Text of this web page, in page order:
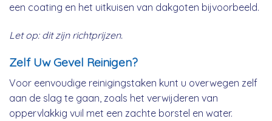
een coating en het uitkuisen van dakgoten bijvoorbeeld.
Let op: dit zijn richtprijzen.
Zelf Uw Gevel Reinigen?
Voor eenvoudige reinigingstaken kunt u overwegen zelf
aan de slag te gaan, zoals het verwijderen van
oppervlakkig vuil met een zachte borstel en water.